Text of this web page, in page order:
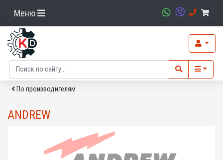
Меню
По производителям
ANDREW